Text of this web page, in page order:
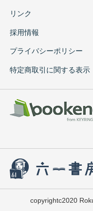
リンク
採用情報
プライバシーポリシー
特定商取引に関する表示
copyrightc2020